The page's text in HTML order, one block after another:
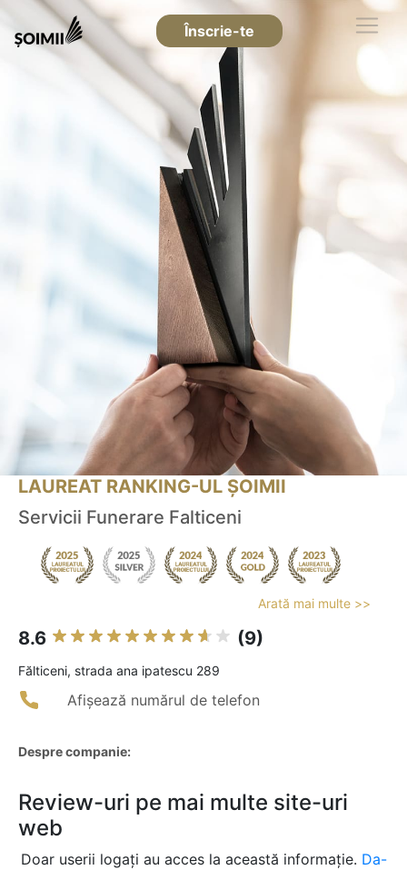
Înscrie-te
LAUREAT RANKING-UL ȘOIMII
Servicii Funerare Falticeni
Arată mai multe >>
8.6 (9)
Fălticeni, strada ana ipatescu 289
Afișează numărul de telefon
Despre companie:
Review-uri pe mai multe site-uri
web
Doar userii logați au acces la această informație. Da-